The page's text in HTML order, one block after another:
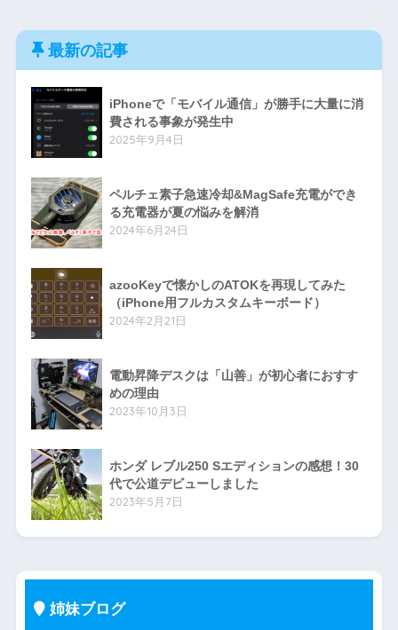
最新の記事
iPhoneで「モバイル通信」が勝手に大量に消
費される事象が発生中
2025年9月4日
ペルチェ素子急速冷却&MagSafe充電ができ
る充電器が夏の悩みを解消
2024年6月24日
azooKeyで懐かしのATOKを再現してみた
（iPhone用フルカスタムキーボード）
2024年2月21日
電動昇降デスクは「山善」が初心者におすす
めの理由
2023年10月3日
ホンダ レブル250 Sエディションの感想！30
代で公道デビューしました
2023年5月7日
姉妹ブログ